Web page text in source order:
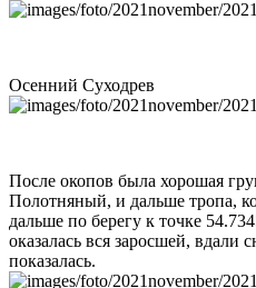
Осенний Суходрев
После окопов была хорошая
Полотняный, и дальше тропа,
дальше по берегу к точке
оказалась вся заросшей, вдали
показалась.